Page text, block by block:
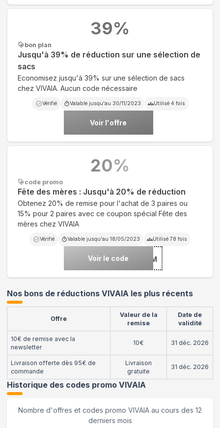
bon plan
Jusqu'à 39% de réduction sur une sélection de
sacs
Economisez jusqu'à 39% sur une sélection de sacs
chez VIVAIA. Aucun code nécessaire
Vérifié Valable jusqu'au 30/11/2023 Utilisé 4 fois
Voir l'offre
39%
code promo
Fête des mères : Jusqu'à 20% de réduction
Obtenez 20% de remise pour l'achat de 3 paires ou
15% pour 2 paires avec ce coupon spécial Fête des
mères chez VIVAIA
Vérifié Valable jusqu'au 18/05/2023 Utilisé 78 fois
Voir le code***EMOM
20%
Nos bons de réductions VIVAIA les plus récents
Offre
Valeur de la
remise
Date de
validité
10€ de remise avec la
newsletter
10€ 31 déc. 2026
Livraison offerte dès 95€ de
commande
Livraison
gratuite
31 déc. 2026
Historique des codes promo VIVAIA
Nombre d'offres et codes promo VIVAIA au cours des 12
derniers mois